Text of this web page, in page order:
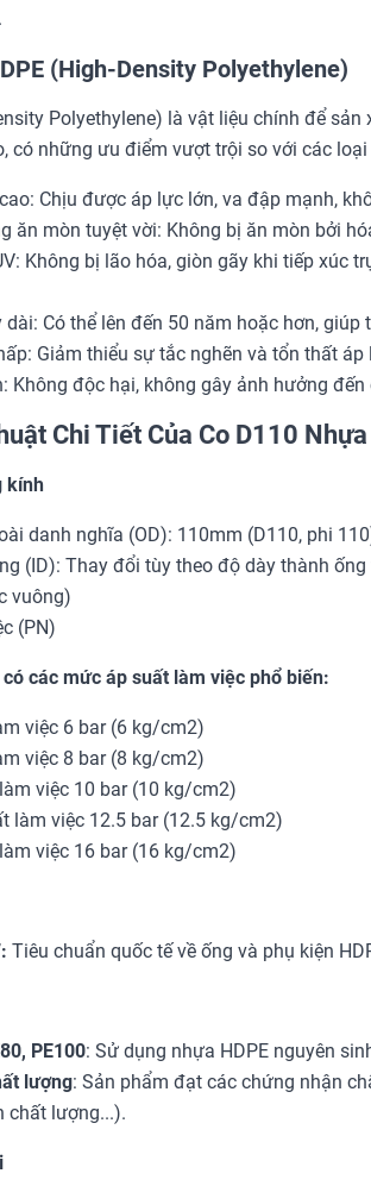
(High-Density Polyethylene)
Polyethylene) là vật liệu chính để
có những ưu điểm vượt trội so với các
Chịu được áp lực lớn, va đập mạnh,
ăn mòn tuyệt vời: Không bị ăn mòn bởi
Không bị lão hóa, giòn gãy khi tiếp xúc
Có thể lên đến 50 năm hoặc hơn, giúp
Giảm thiểu sự tắc nghẽn và tổn thất
Không độc hại, không gây ảnh hưởng
Chi Tiết Của Co D110 Nhựa
kính
danh nghĩa (OD): 110mm (D110, phi
(ID): Thay đổi tùy theo độ dày thành
vuông)
(PN)
có các mức áp suất làm việc phổ biến:
việc 6 bar (6 kg/cm2)
việc 8 bar (8 kg/cm2)
việc 10 bar (10 kg/cm2)
làm việc 12.5 bar (12.5 kg/cm2)
việc 16 bar (16 kg/cm2)
Tiêu chuẩn quốc tế về ống và phụ kiện
PE100: Sử dụng nhựa HDPE nguyên
lượng: Sản phẩm đạt các chứng nhận
chất lượng...).